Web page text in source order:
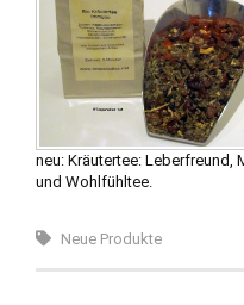
neu: Kräutertee: Leberfreund,
und Wohlfühltee.
Neue Produkte